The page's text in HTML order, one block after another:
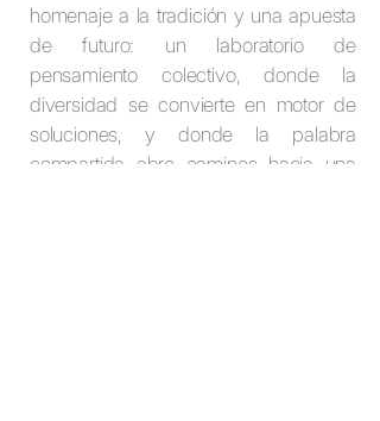
homenaje a la tradición y una apuesta
de futuro: un laboratorio de
pensamiento colectivo, donde la
diversidad se convierte en motor de
soluciones, y donde la palabra
compartida abre caminos hacia una